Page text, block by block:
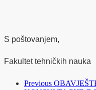
S poštovanjem,
Fakultet tehničkih nauka
Previous